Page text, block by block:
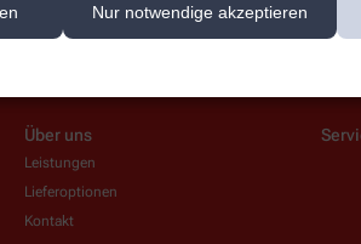
Nur notwendige akzeptieren
Über uns
Leistungen
Lieferoptionen
Kontakt